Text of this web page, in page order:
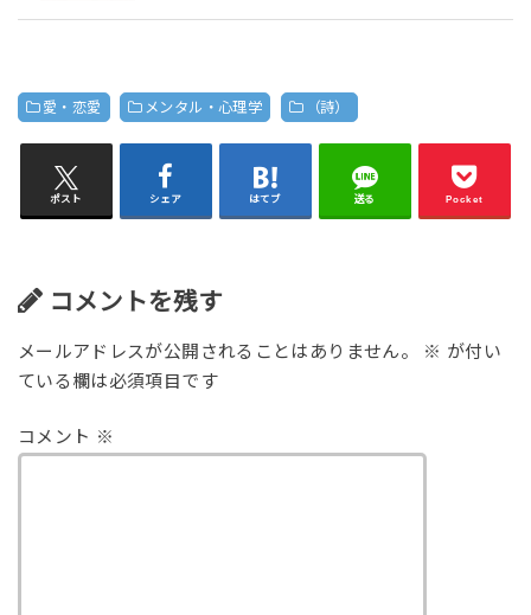
愛・恋愛 メンタル・心理学 （詩）
ポスト シェア はてブ 送る Pocket
コメントを残す
メールアドレスが公開されることはありません。 ※ が付い
ている欄は必須項目です
コメント ※